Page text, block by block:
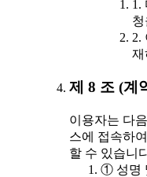
1.
2.
재
제 8 조 (계
이용자는 다
스에 접속하
할 수 있습니
① 성명